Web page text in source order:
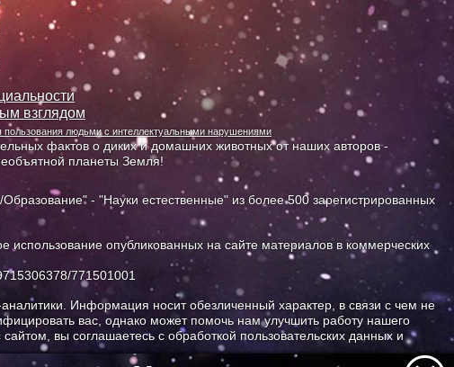
взглядом
пользования людьми с интеллектуальными нарушениями
фактов о диких и домашних животных от наших авторов -
планеты Земля!
Образование" - "Науки естественные" из более 500 зарегистрированных
опубликованных на сайте материалов в коммерческих
771501001
Информация носит обезличенный характер, в связи с чем не
вас, однако может помочь нам улучшить работу нашего
вы соглашаетесь с обработкой пользовательских данных и